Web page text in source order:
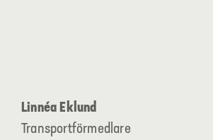
Linnéa Eklund
Transportförmedlare